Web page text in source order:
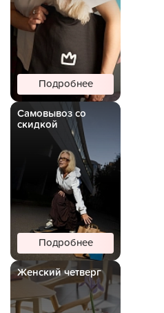
Подробнее
Самовывоз со
скидкой
Подробнее
Женский четверг